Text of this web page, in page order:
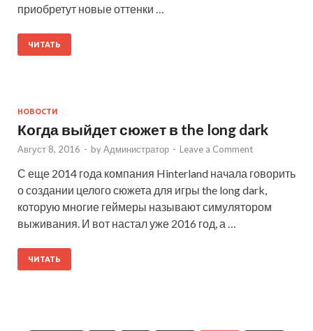
приобретут новые оттенки …
ЧИТАТЬ
НОВОСТИ
Когда выйдет сюжет в the long dark
Август 8, 2016 - byАдминистратор - Leave a Comment
С еще 2014 года компания Hinterland начала говорить
о создании целого сюжета для игры the long dark,
которую многие геймеры называют симулятором
выживания. И вот настал уже 2016 год, а …
ЧИТАТЬ